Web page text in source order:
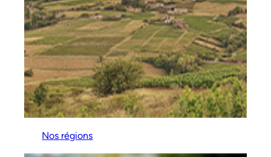
Nos régions